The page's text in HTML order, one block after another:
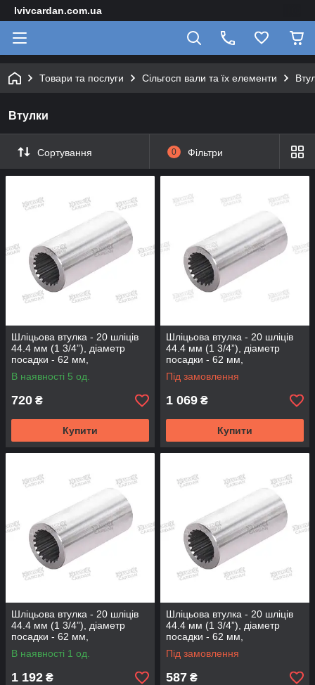
lvivcardan.com.ua
Товари та послуги Сільгосп вали та їх елементи
Втулки
Сортування 0 Фільтри
Шліцьова втулка - 20 шліців
44.4 мм (1 3/4”), діаметр
посадки - 62 мм,
довжина-100мм (BS-20-100-
62)
В наявності 5 од.
720 ₴
Купити
Шліцьова втулка - 20 шліців
44.4 мм (1 3/4”), діаметр
посадки - 62 мм,
довжина-120мм (BS-20-120-
62)
Під замовлення
1 069 ₴
Купити
Шліцьова втулка - 20 шліців
44.4 мм (1 3/4”), діаметр
посадки - 62 мм,
довжина-130мм (BS-20-130-
62)
В наявності 1 од.
1 192 ₴
Шліцьова втулка - 20 шліців
44.4 мм (1 3/4”), діаметр
посадки - 62 мм,
довжина-60мм (BS-20-60-62)
Під замовлення
587 ₴